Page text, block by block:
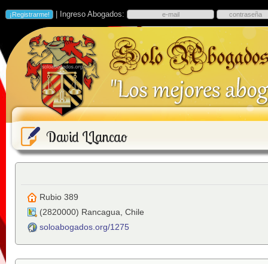
| Ingreso Abogados:
David LLancao
Rubio 389
(2820000) Rancagua Chile
soloabogados.org/1275